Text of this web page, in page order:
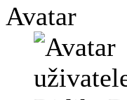
Avatar